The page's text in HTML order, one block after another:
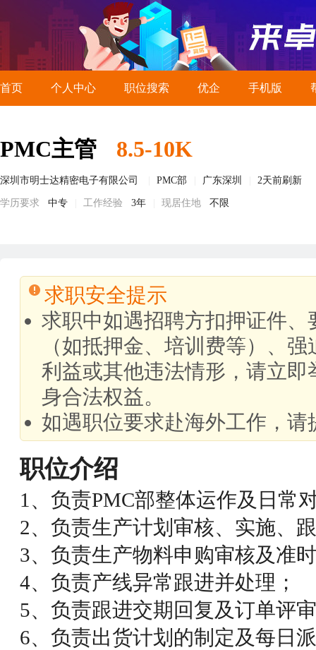
首页 个人中心 职位搜索 优企 手机版
PMC主管 8.5-10K
深圳市明士达精密电子有限公司 PMC部 广东深圳 2天前刷新
学历要求 中专 工作经验 3年 现居住地 不限
求职安全提示
求职中如遇招聘方扣押证件
（如抵押金、培训费等）、
利益或其他违法情形，请立
身合法权益。
如遇职位要求赴海外工作，
职位介绍
1、负责PMC部整体运作及日常
2、负责生产计划审核、实施、
3、负责生产物料申购审核及准
4、负责产线异常跟进并处理；
5、负责跟进交期回复及订单评
6、负责出货计划的制定及每日